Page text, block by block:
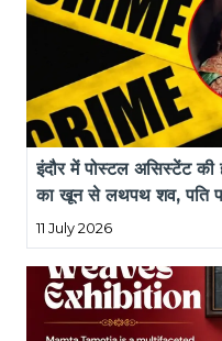
इंदौर में पोस्टल असिस्टेंट
का खून से लथपथ शव, पति
11 July 2026